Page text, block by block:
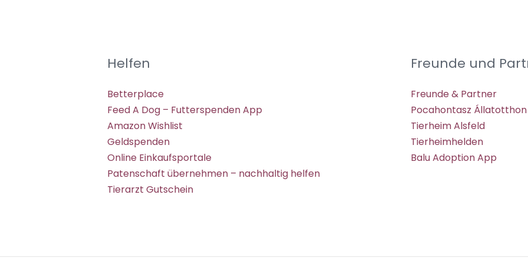
Helfen
Betterplace
Feed A Dog – Futterspenden App
Amazon Wishlist
Geldspenden
Online Einkaufsportale
Patenschaft übernehmen – nachhaltig helfen
Tierarzt Gutschein
Freunde und
Freunde & Partner
Pocahontasz Állatotthon
Tierheim Alsfeld
Tierheimhelden
Balu Adoption App